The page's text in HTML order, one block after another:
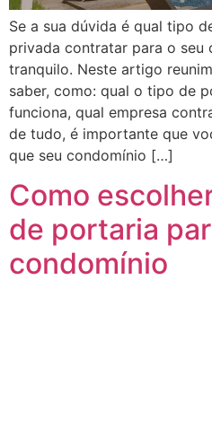
Se a sua dúvida é qual tipo
privada contratar para o seu
tranquilo. Neste artigo
saber, como: qual o tipo de
funciona, qual empresa
de tudo, é importante que
que seu condomínio […]
Como
de portaria
condomínio